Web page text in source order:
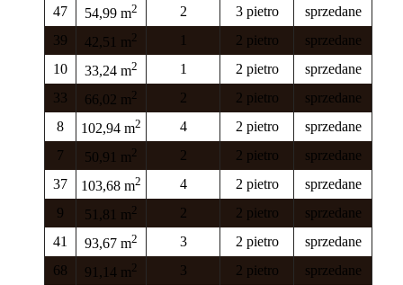
47
54,99 m2 2 3 pietro
sprzedane
39
42,51 m2 1 2 pietro
sprzedane
10
33,24 m2 1 2 pietro
sprzedane
33
66,02 m2 2 2 pietro
sprzedane
8
102,94 m2 4 2 pietro
sprzedane
7
50,91 m2 2 2 pietro
sprzedane
37
103,68 m2 4 2 pietro
sprzedane
9
51,81 m2 2 2 pietro
sprzedane
41
93,67 m2 3 2 pietro
sprzedane
68
91,14 m2 3 2 pietro
sprzedane